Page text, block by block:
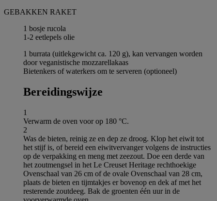
GEBAKKEN RAKET
1 bosje rucola
1-2 eetlepels olie
1 burrata (uitlekgewicht ca. 120 g), kan vervangen worden
door veganistische mozzarellakaas
Bietenkers of waterkers om te serveren (optioneel)
Bereidingswijze
1
Verwarm de oven voor op 180 °C.
2
Was de bieten, reinig ze en dep ze droog. Klop het eiwit tot
het stijf is, of bereid een eiwitvervanger volgens de instructies
op de verpakking en meng met zeezout. Doe een derde van
het zoutmengsel in het Le Creuset Heritage rechthoekige
Ovenschaal van 26 cm of de ovale Ovenschaal van 28 cm,
plaats de bieten en tijmtakjes er bovenop en dek af met het
resterende zoutdeeg. Bak de groenten één uur in de